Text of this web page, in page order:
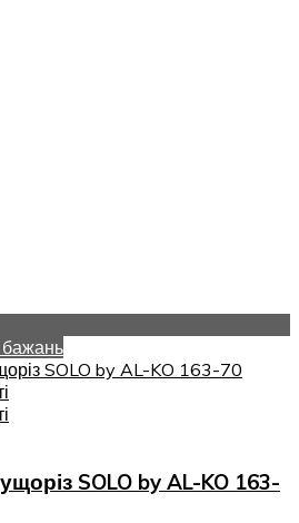
бажань
SOLO by AL-KO 163-